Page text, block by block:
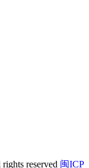
reserved 闽ICP